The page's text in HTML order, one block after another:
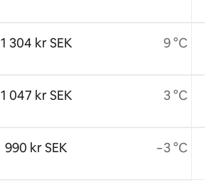
1 304 kr SEK
1 047 kr SEK
990 kr SEK
9 °C
3 °C
−3 °C